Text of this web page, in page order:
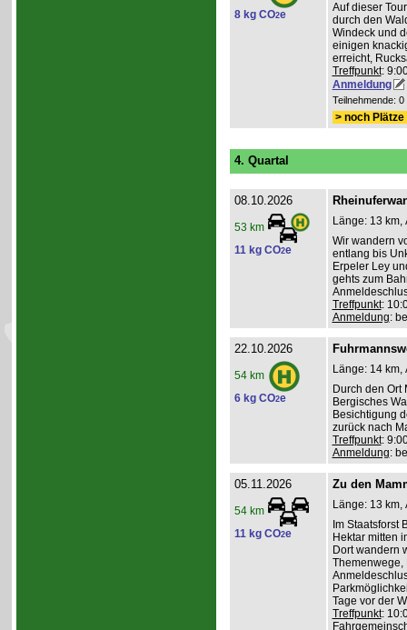
8 kg CO2e
Auf dieser
durch den
Windeck und
einigen
erreicht,
Treffpunkt:
Anmeldung
Teilnehmende:
> noch
4. Quartal
08.10.2026
53 km
11 kg CO2e
Länge: 13 km,
Wir wandern
entlang bis
Erpeler Ley
gehts zum
Treffpunkt:
Anmeldung:
22.10.2026
54 km
6 kg CO2e
Länge: 14 km,
Durch den Ort
Bergisches
Besichtigung
zurück nach
Treffpunkt:
Anmeldung:
05.11.2026
54 km
11 kg CO2e
Zu den
Länge: 13 km,
Im Staatsforst
Hektar mitten
Dort wandern
Themenwege,
Tage vor der
Treffpunkt: